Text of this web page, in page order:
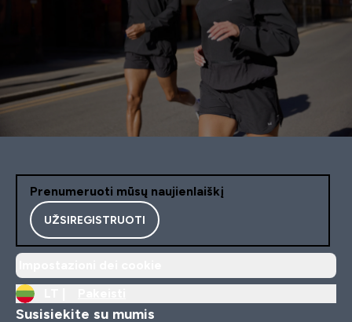
Prenumeruoti mūsų naujienlaiškį
UŽSIREGISTRUOTI
Susisiekite su mumis